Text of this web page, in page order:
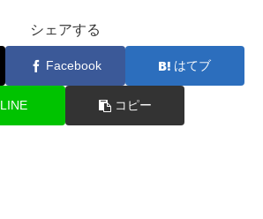
シェアする
Facebook はてブ
LINE コピー